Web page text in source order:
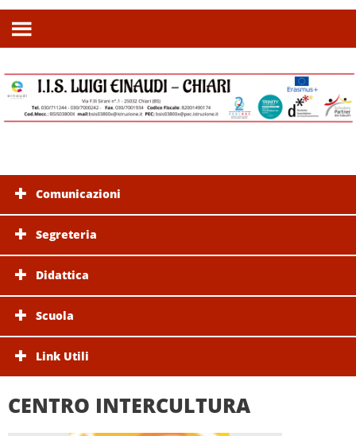
Comunicazioni
Segreteria
Didattica
Scuola
Link Utili
CENTRO INTERCULTURA